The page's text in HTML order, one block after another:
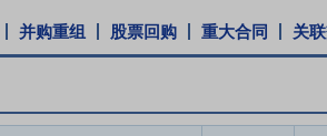
）。
，具有丰富的行业经验，对行业发展和变革
政策和市场环境的变化，及时完善或调整公
并购重组 股票回购 重大合同 关